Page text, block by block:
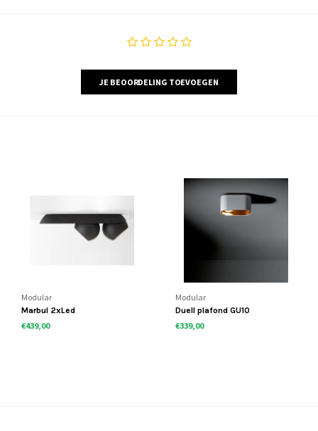
JE BEOORDELING TOEVOEGEN
Modular
Marbul 2xLed
€439,00
Modular
Duell plafond GU10
€339,00